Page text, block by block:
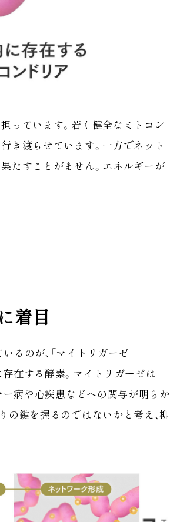
っています。若く健全なミトコン
き渡らせています。一方でネット
たすことがません。エネルギーが
着目
るのが、「マイトリガーゼ
在する酵素。マイトリガーゼは
病や心疾患などへの関与が明らか
の鍵を握るのではないかと考え、柳